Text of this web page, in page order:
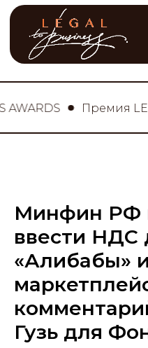
Премия
Минфин РФ
ввести НДС
«Алибабы»
Гузь для